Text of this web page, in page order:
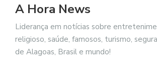
A Hora News
Liderança em notícias sobre
religioso, saúde, famosos, turismo,
de Alagoas, Brasil e mundo!